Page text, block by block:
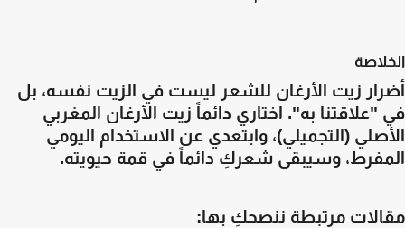
زيت الأرغان للشعر ليست في الزيت نفسه، بل
"علاقتنا به". اختاري دائماً زيت الأرغان المغربي
(التجميلي)، وابتعدي عن الاستخدام اليومي
وسيبقى شعركِ دائماً في قمة حيويته.
مرتبطة ننصحكِ بها: